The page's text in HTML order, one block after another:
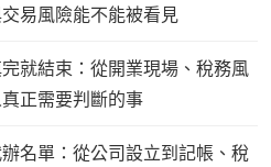
易風險能不能被看見
就結束：從開業現場、稅務風
正需要判斷的事
名單：從公司設立到記帳、稅